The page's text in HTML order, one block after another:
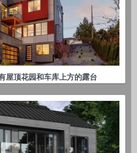
屋顶花园和车库上方的露台